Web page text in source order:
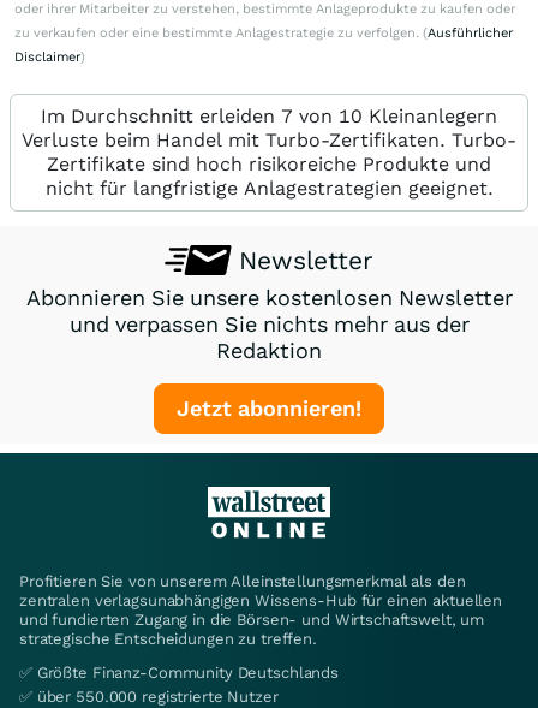
oder ihrer Mitarbeiter zu verstehen, bestimmte Anlageprodukte zu kaufen oder
zu verkaufen oder eine bestimmte Anlagestrategie zu verfolgen. (Ausführlicher
Disclaimer)
Im Durchschnitt erleiden 7 von 10 Kleinanlegern
Verluste beim Handel mit Turbo-Zertifikaten. Turbo-
Zertifikate sind hoch risikoreiche Produkte und
nicht für langfristige Anlagestrategien geeignet.
Newsletter
Abonnieren Sie unsere kostenlosen Newsletter
und verpassen Sie nichts mehr aus der
Redaktion
Jetzt abonnieren!
Profitieren Sie von unserem Alleinstellungsmerkmal als den
zentralen verlagsunabhängigen Wissens-Hub für einen aktuellen
und fundierten Zugang in die Börsen- und Wirtschaftswelt, um
strategische Entscheidungen zu treffen.
✅ Größte Finanz-Community Deutschlands
✅ über 550.000 registrierte Nutzer